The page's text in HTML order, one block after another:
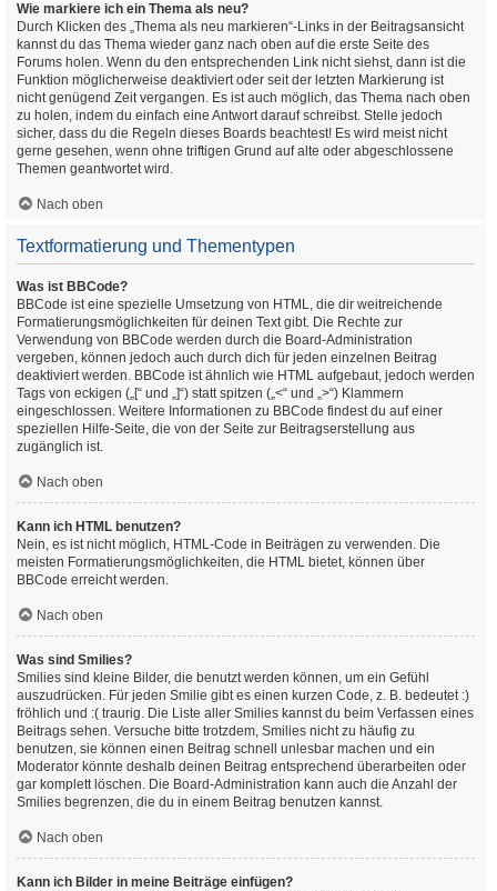
Wie markiere ich ein Thema als neu?
Durch Klicken des „Thema als neu markieren“-Links in der Beitragsansicht
kannst du das Thema wieder ganz nach oben auf die erste Seite des
Forums holen. Wenn du den entsprechenden Link nicht siehst, dann ist die
Funktion möglicherweise deaktiviert oder seit der letzten Markierung ist
nicht genügend Zeit vergangen. Es ist auch möglich, das Thema nach oben
zu holen, indem du einfach eine Antwort darauf schreibst. Stelle jedoch
sicher, dass du die Regeln dieses Boards beachtest! Es wird meist nicht
gerne gesehen, wenn ohne triftigen Grund auf alte oder abgeschlossene
Themen geantwortet wird.
Nach oben
Textformatierung und Thementypen
Was ist BBCode?
BBCode ist eine spezielle Umsetzung von HTML, die dir weitreichende
Formatierungsmöglichkeiten für deinen Text gibt. Die Rechte zur
Verwendung von BBCode werden durch die Board-Administration
vergeben, können jedoch auch durch dich für jeden einzelnen Beitrag
deaktiviert werden. BBCode ist ähnlich wie HTML aufgebaut, jedoch werden
Tags von eckigen („[“ und „]“) statt spitzen („<“ und „>“) Klammern
eingeschlossen. Weitere Informationen zu BBCode findest du auf einer
speziellen Hilfe-Seite, die von der Seite zur Beitragserstellung aus
zugänglich ist.
Nach oben
Kann ich HTML benutzen?
Nein, es ist nicht möglich, HTML-Code in Beiträgen zu verwenden. Die
meisten Formatierungsmöglichkeiten, die HTML bietet, können über
BBCode erreicht werden.
Nach oben
Was sind Smilies?
Smilies sind kleine Bilder, die benutzt werden können, um ein Gefühl
auszudrücken. Für jeden Smilie gibt es einen kurzen Code, z. B. bedeutet :)
fröhlich und :( traurig. Die Liste aller Smilies kannst du beim Verfassen eines
Beitrags sehen. Versuche bitte trotzdem, Smilies nicht zu häufig zu
benutzen, sie können einen Beitrag schnell unlesbar machen und ein
Moderator könnte deshalb deinen Beitrag entsprechend überarbeiten oder
gar komplett löschen. Die Board-Administration kann auch die Anzahl der
Smilies begrenzen, die du in einem Beitrag benutzen kannst.
Nach oben
Kann ich Bilder in meine Beiträge einfügen?